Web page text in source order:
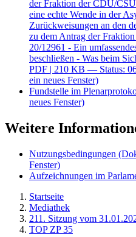
der Fraktion der CDU/
eine echte Wende in der
Zurückweisungen an den
zu dem Antrag der
20/12961 - Ein
beschließen - Was beim
PDF | 210 KB — Status:
ein neues Fenster)
Fundstelle im
neues Fenster)
Weitere
Nutzungsbedingungen
Fenster)
Aufzeichnungen im
Startseite
Mediathek
211. Sitzung vom
TOP ZP 35